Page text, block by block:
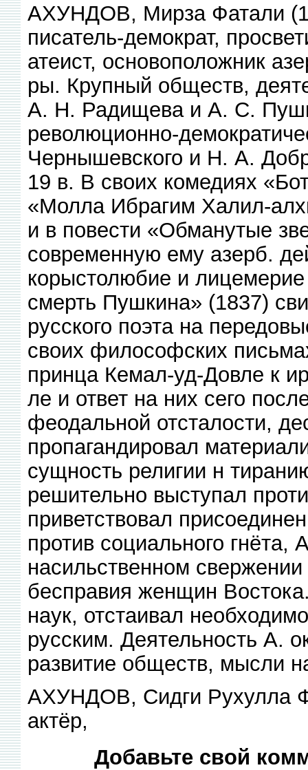
АХУНДОВ, Мирза Фатали
писатель-демократ,
атеист, основоположник
ры. Крупный обществ,
А. Н. Радищева и А. С.
революционно-
Чернышевского и Н. А.
19 в. В своих комедиях
«Молла Ибрагим Халил-
и в повести «Обманутые
современную ему азерб.
корыстолюбие и
смерть Пушкина» (1837)
русского поэта на
своих философских
принца Кемал-уд-Довле к
ле и ответ на них сего
феодальной отсталости,
пропагандировал
сущность религии н
решительно выступал
приветствовал
против социального
насильственном
бесправия женщин
наук, отстаивал
русским. Деятельность А.
развитие обществ, мысли
АХУНДОВ, Сидги Рухулла
актёр,
Добавьте свой